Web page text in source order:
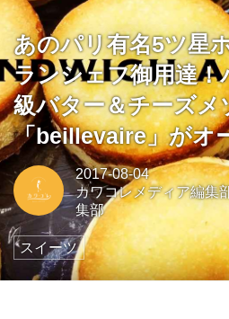
あのパリ有名5ツ星
ランシェフ御用達！
級バター＆チーズメ
「beillevaire」がオ
2017-08-04
カワコレメディア編集
集部
スイーツ